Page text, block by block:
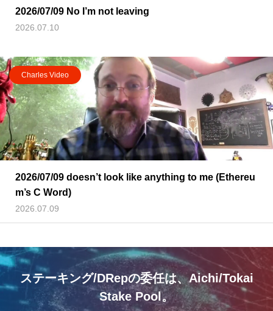
2026/07/09 No I’m not leaving
2026.07.10
Charles Video
2026/07/09 doesn’t look like anything to me (Ethereu
m’s C Word)
2026.07.09
ステーキング/DRepの委任は、Aichi/Tokai
Stake Pool。